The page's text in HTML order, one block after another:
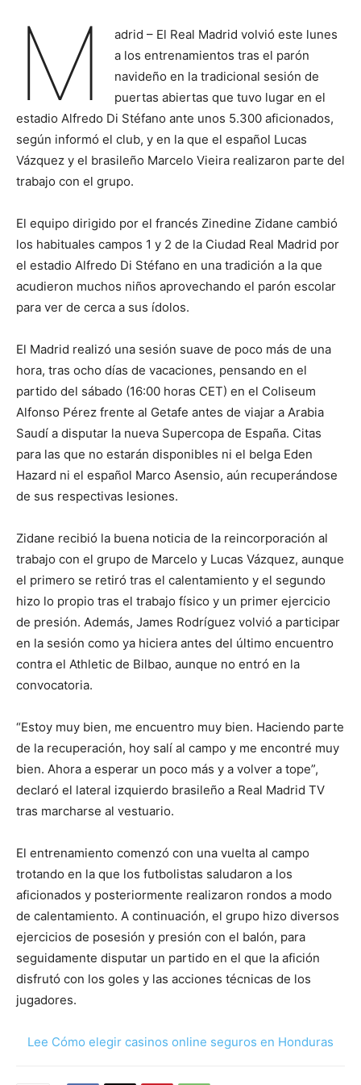
M
adrid – El Real Madrid volvió este lunes
a los entrenamientos tras el parón
navideño en la tradicional sesión de
puertas abiertas que tuvo lugar en el
estadio Alfredo Di Stéfano ante unos 5.300 aficionados,
según informó el club, y en la que el español Lucas
Vázquez y el brasileño Marcelo Vieira realizaron parte del
trabajo con el grupo.
El equipo dirigido por el francés Zinedine Zidane cambió
los habituales campos 1 y 2 de la Ciudad Real Madrid por
el estadio Alfredo Di Stéfano en una tradición a la que
acudieron muchos niños aprovechando el parón escolar
para ver de cerca a sus ídolos.
El Madrid realizó una sesión suave de poco más de una
hora, tras ocho días de vacaciones, pensando en el
partido del sábado (16:00 horas CET) en el Coliseum
Alfonso Pérez frente al Getafe antes de viajar a Arabia
Saudí a disputar la nueva Supercopa de España. Citas
para las que no estarán disponibles ni el belga Eden
Hazard ni el español Marco Asensio, aún recuperándose
de sus respectivas lesiones.
Zidane recibió la buena noticia de la reincorporación al
trabajo con el grupo de Marcelo y Lucas Vázquez, aunque
el primero se retiró tras el calentamiento y el segundo
hizo lo propio tras el trabajo físico y un primer ejercicio
de presión. Además, James Rodríguez volvió a participar
en la sesión como ya hiciera antes del último encuentro
contra el Athletic de Bilbao, aunque no entró en la
convocatoria.
“Estoy muy bien, me encuentro muy bien. Haciendo parte
de la recuperación, hoy salí al campo y me encontré muy
bien. Ahora a esperar un poco más y a volver a tope”,
declaró el lateral izquierdo brasileño a Real Madrid TV
tras marcharse al vestuario.
El entrenamiento comenzó con una vuelta al campo
trotando en la que los futbolistas saludaron a los
aficionados y posteriormente realizaron rondos a modo
de calentamiento. A continuación, el grupo hizo diversos
ejercicios de posesión y presión con el balón, para
seguidamente disputar un partido en el que la afición
disfrutó con los goles y las acciones técnicas de los
jugadores.
Lee Cómo elegir casinos online seguros en Honduras